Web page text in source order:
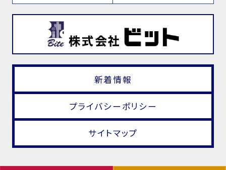
新着情報
プライバシーポリシー
サイトマップ